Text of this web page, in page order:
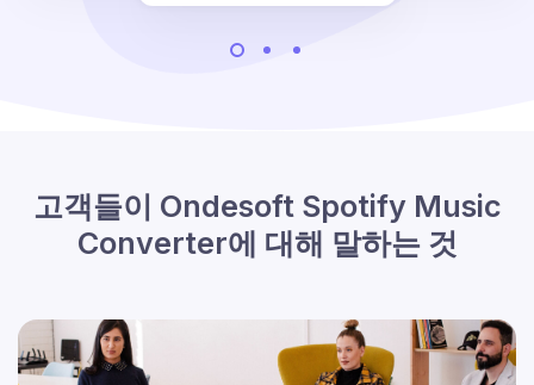
고객들이 Ondesoft Spotify Music
Converter에 대해 말하는 것